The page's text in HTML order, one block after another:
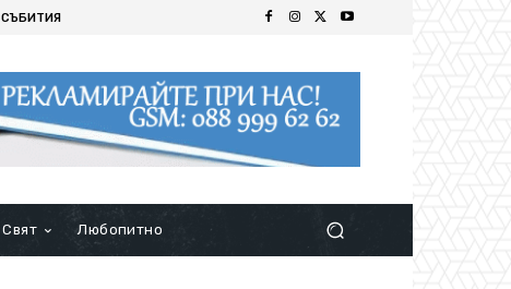
СЪБИТИЯ
Свят Любопитно